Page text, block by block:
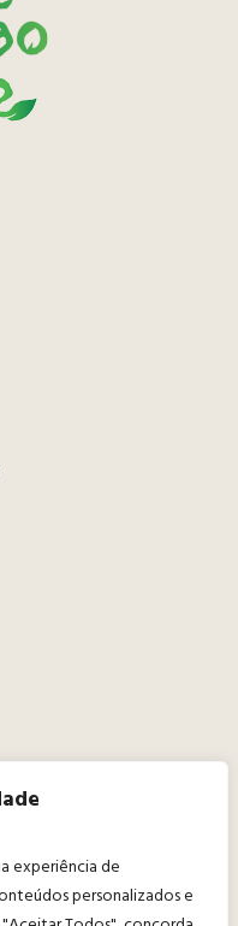
experiência de
personalizados e